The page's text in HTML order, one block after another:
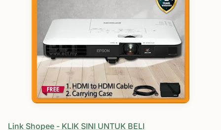
Link Shopee - KLIK SINI UNTUK BELI